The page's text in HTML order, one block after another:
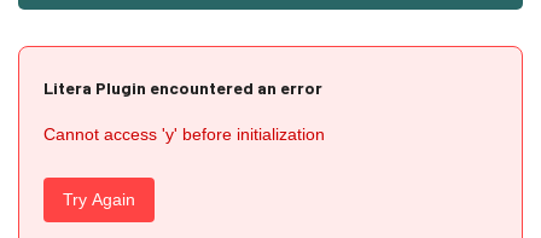
Litera Plugin encountered an error
Cannot access 'y' before initialization
Try Again